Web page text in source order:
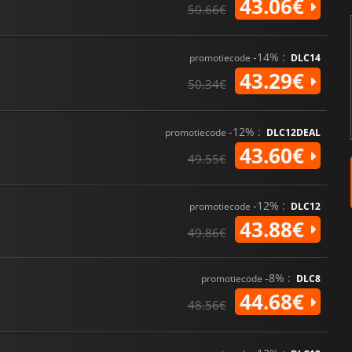
50.66€ 43.06€
promotiecode -14% : DLC14
50.34€ 43.29€
promotiecode -12% : DLC12DEAL
49.55€ 43.60€
promotiecode -12% : DLC12
49.86€ 43.88€
promotiecode -8% : DLC8
48.56€ 44.68€